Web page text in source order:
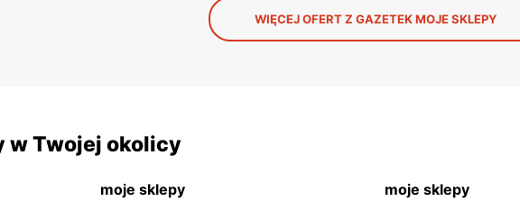
WIĘCEJ OFERT Z GAZETEK MOJE SKLEPY
w Twojej okolicy
moje sklepy moje sklepy